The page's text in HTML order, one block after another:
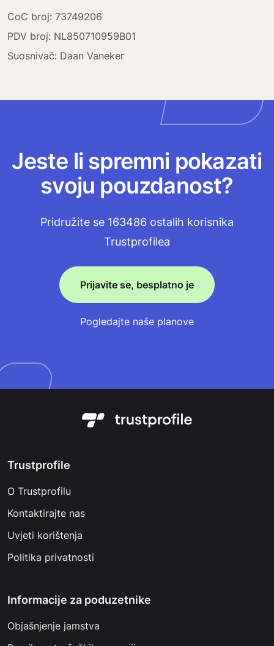
CoC broj: 73749206
PDV broj: NL850710959B01
Suosnivač: Daan Vaneker
Jeste li spremni pokazati
svoju pouzdanost?
Pridružite se 163486 ostalih korisnika
Trustprofilea
Prijavite se, besplatno je
Pogledajte naše planove
Trustprofile
O Trustprofilu
Kontaktirajte nas
Uvjeti korištenja
Politika privatnosti
Informacije za poduzetnike
Objašnjenje jamstva